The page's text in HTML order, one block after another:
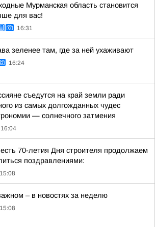
Мурманская область становится
для вас!
16:31
зеленее там, где за ней ухаживают
16:24
съедутся на край земли ради
из самых долгожданных чудес
— солнечного затмения
16:04
70-летия Дня строителя продолжаем
поздравлениями:
15:08
– в новостях за неделю
15:08